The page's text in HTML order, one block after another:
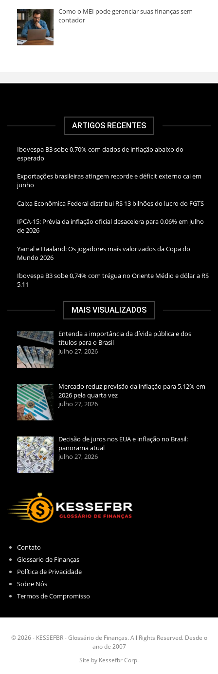
Como o MEI pode gerenciar suas finanças sem
contador
ARTIGOS RECENTES
Ibovespa B3 sobe 0,70% com dados de inflação abaixo do
esperado
Exportações brasileiras atingem recorde e déficit externo cai em
junho
Caixa Econômica Federal distribui R$ 13 bilhões do lucro do FGTS
IPCA-15: Prévia da inflação oficial desacelera para 0,06% em julho
de 2026
Yamal e Haaland: Os jogadores mais valorizados da Copa do
Mundo 2026
Ibovespa B3 sobe 0,74% com trégua no Oriente Médio e dólar a R$
5,11
MAIS VISUALIZADOS
Entenda a importância da dívida pública e dos
títulos para o Brasil
julho 27, 2026
Mercado reduz previsão da inflação para 5,12% em
2026 pela quarta vez
julho 27, 2026
Decisão de juros nos EUA e inflação no Brasil:
panorama atual
julho 27, 2026
Contato
Glossario de Finanças
Política de Privacidade
Sobre Nós
Termos de Compromisso
© 2026 - KESSEFBR - Glossário de Finanças. All Rights Reserved. Desde o
ano de 2007
Site by Kessefbr Corp.